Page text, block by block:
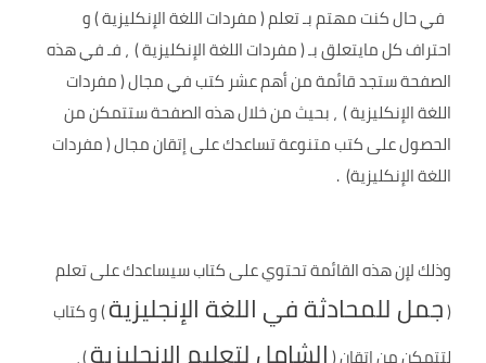
في حال كنت مهتم بـ تعلم ( مفردات اللغة الإنكليزية ) و
احتراف كل مايتعلق بـ ( مفردات اللغة الإنكليزية ) ، فـ في هذه
الصفحة ستجد قائمة من أهم عشر كتب في مجال ( مفردات
اللغة الإنكليزية ) ، بحيث من خلال هذه الصفحة ستتمكن من
الحصول على كتب متنوعة تساعدك على إتقان مجال ( مفردات
اللغة الإنكليزية) .
وذلك لإن هذه القائمة تحتوي على كتاب سيساعدك على تعلم
(جمل للمحادثة في اللغة الإنجليزية) و كتاب
لتتمكن من إتقان (
) ،